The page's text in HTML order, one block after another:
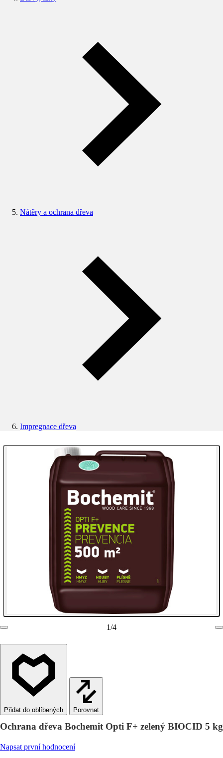
Nátěry a ochrana dřeva
Impregnace dřeva
1/4
Porovnat
Ochrana dřeva Bochemit Opti F+ zelený BIOCID 5 kg
Napsat první hodnocení